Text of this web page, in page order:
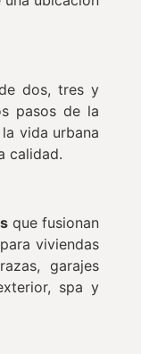
dos, tres y
pasos de la
vida urbana
calidad.
que fusionan
para viviendas
garajes
spa y